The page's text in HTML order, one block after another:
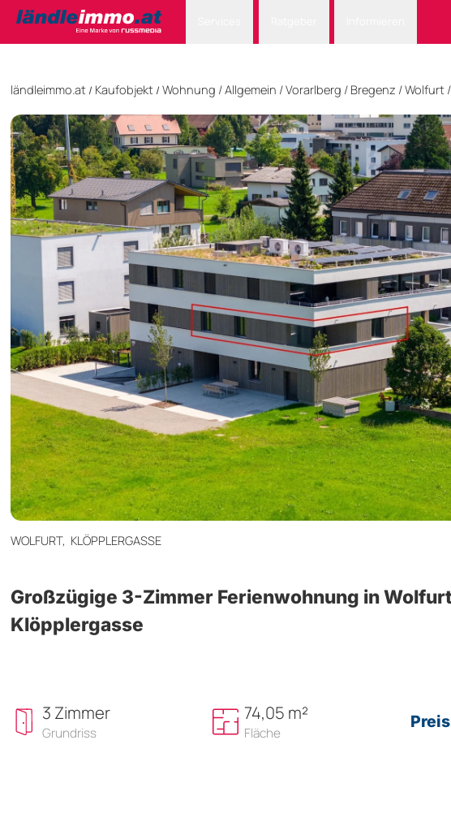
ländleimmo.at / Kaufobjekt / Wohnung /Allgemein /Vorarlberg / Bregenz / Wolfurt /
WOLFURT, KLÖPPLERGASSE
Großzügige 3-Zimmer Ferienwohnung in
Klöpplergasse
3 Zimmer
Grundriss
74,05 m²
Fläche